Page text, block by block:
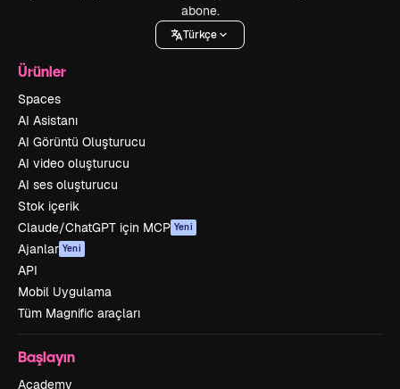
abone.
Türkçe
Ürünler
Spaces
AI Asistanı
AI Görüntü Oluşturucu
AI video oluşturucu
AI ses oluşturucu
Stok içerik
Claude/ChatGPT için MCP Yeni
Ajanlar Yeni
API
Mobil Uygulama
Tüm Magnific araçları
Başlayın
Academy